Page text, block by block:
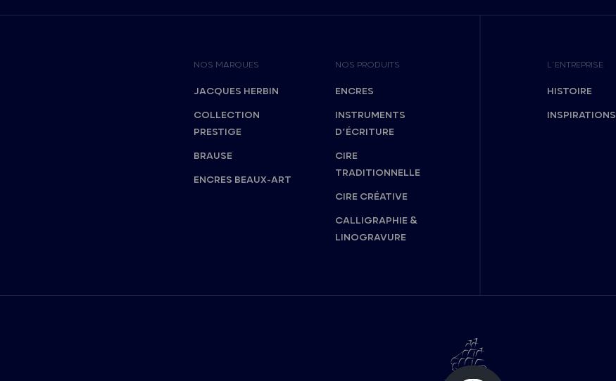
NOS MARQUES
JACQUES HERBIN
COLLECTION
PRESTIGE
BRAUSE
ENCRES BEAUX-ART
NOS PRODUITS
ENCRES
INSTRUMENTS
D’ÉCRITURE
CIRE
TRADITIONNELLE
CIRE CRÉATIVE
CALLIGRAPHIE &
LINOGRAVURE
L’ENTREPRISE
HISTOIRE
INSPIRATIONS